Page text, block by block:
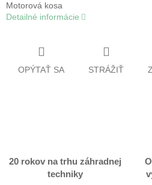
Motorová kosa
Detailné informácie
OPÝTAŤ SA STRÁŽIŤ
20 rokov na trhu záhradnej
techniky